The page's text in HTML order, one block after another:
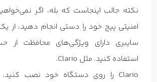
نکته جالب اینجاست که بله، اگر
امنیتی پیج خود را دستی انجام دهید، از
سایبری دارای ویژگی‌های محافظت از
استفاده کنید. مثل Clario.